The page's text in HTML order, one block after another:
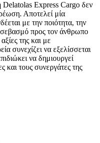
Delatolas Express Cargo δεν
Αποτελεί μία
με την ποιότητα, την
σεβασμό προς τον άνθρωπο
της και με
συνεχίζει να εξελίσσεται
να δημιουργεί
και τους συνεργάτες της